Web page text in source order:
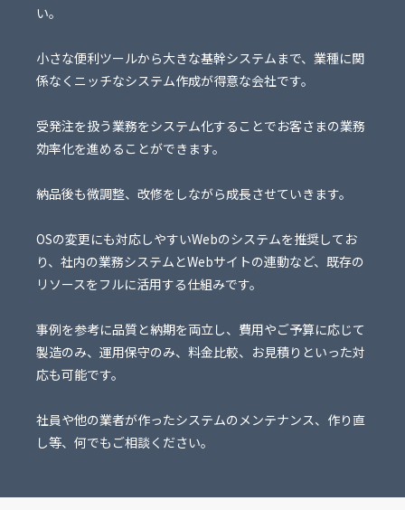
い。
小さな便利ツールから大きな基幹システムまで、業種に関
係なくニッチなシステム作成が得意な会社です。
受発注を扱う業務をシステム化することでお客さまの業務
効率化を進めることができます。
納品後も微調整、改修をしながら成長させていきます。
OSの変更にも対応しやすいWebのシステムを推奨してお
り、社内の業務システムとWebサイトの連動など、既存の
リソースをフルに活用する仕組みです。
事例を参考に品質と納期を両立し、費用やご予算に応じて
製造のみ、運用保守のみ、料金比較、お見積りといった対
応も可能です。
社員や他の業者が作ったシステムのメンテナンス、作り直
し等、何でもご相談ください。